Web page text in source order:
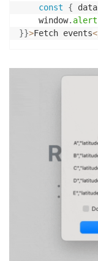
const
{ data
    window
. alert
}}>Fetch events<